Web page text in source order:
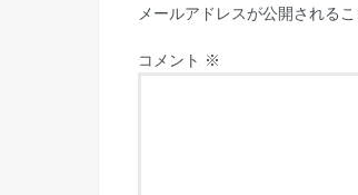
メールアドレスが公開されるこ
コメント ※